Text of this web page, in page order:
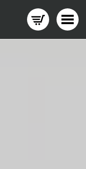
Menü wechseln